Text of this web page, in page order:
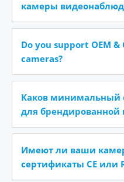
камеры
Do you support OEM
cameras?
Каков минимальный
для брендированной
Имеют ли ваши
сертификаты CE или